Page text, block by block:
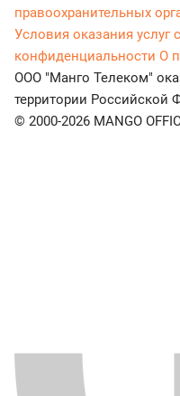
правоохранительных
Условия оказания услуг
конфиденциальности О
ООО "Манго Телеком"
территории Российской
© 2000-2026 MANGO